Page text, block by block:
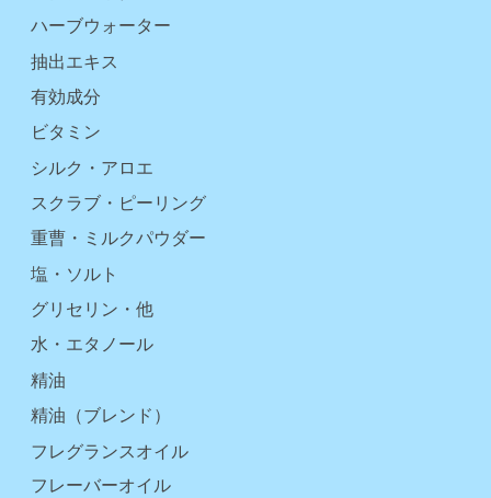
ハーブウォーター
抽出エキス
有効成分
ビタミン
シルク・アロエ
スクラブ・ピーリング
重曹・ミルクパウダー
塩・ソルト
グリセリン・他
水・エタノール
精油
精油（ブレンド）
フレグランスオイル
フレーバーオイル